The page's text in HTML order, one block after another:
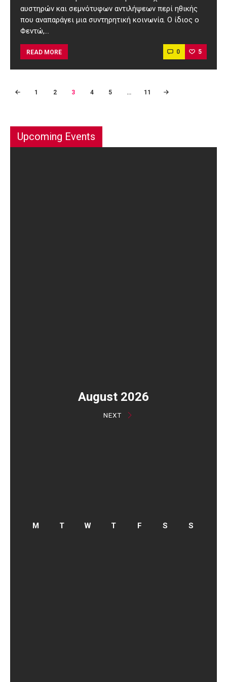
αυστηρών και σεμνότυφων αντιλήψεων περί ηθικής
που αναπαράγει μια συντηρητική κοινωνία. Ο ίδιος ο
Φεντώ,…
READ MORE 0 5
Posts
<
PAGE
1 PAGE
2 PAGE
3 PAGE
4 PAGE
5 … PAGE
11
Upcoming Events
August 2026
NEXT